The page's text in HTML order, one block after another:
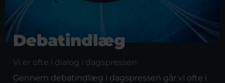
Debatindlæg
Vi er ofte i dialog i dagspressen
Gennem debatindlæg i dagspressen går vi ofte i